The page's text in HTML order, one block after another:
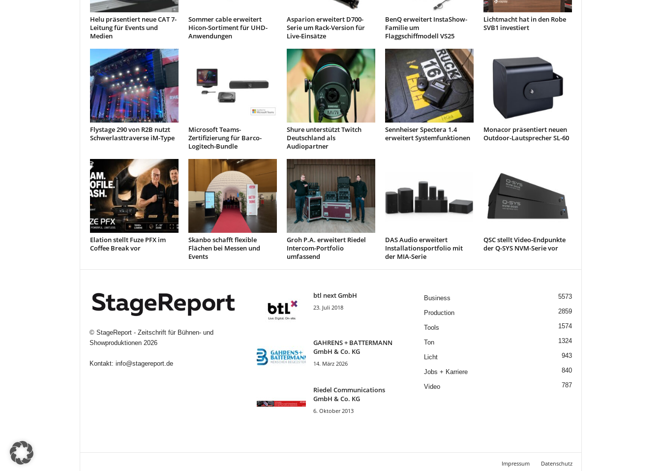
Helu präsentiert neue CAT 7-
Leitung für Events und
Medien
Sommer cable erweitert
Hicon-Sortiment für UHD-
Anwendungen
Asparion erweitert D700-
Serie um Rack-Version für
Live-Einsätze
BenQ erweitert InstaShow-
Familie um
Flaggschiffmodell VS25
Lichtmacht hat in den Robe
SVB1 investiert
Flystage 290 von R2B nutzt
Schwerlasttraverse iM-Type
Microsoft Teams-
Zertifizierung für Barco-
Logitech-Bundle
Shure unterstützt Twitch
Deutschland als
Audiopartner
Sennheiser Spectera 1.4
erweitert Systemfunktionen
Monacor präsentiert neuen
Outdoor-Lautsprecher SL-60
Elation stellt Fuze PFX im
Coffee Break vor
Skanbo schafft flexible
Flächen bei Messen und
Events
Groh P.A. erweitert Riedel
Intercom-Portfolio
umfassend
DAS Audio erweitert
Installationsportfolio mit
der MIA-Serie
QSC stellt Video-Endpunkte
der Q-SYS NVM-Serie vor
© StageReport - Zeitschrift für Bühnen- und
Showproduktionen2026
Kontakt: info@stagereport.de
btl next GmbH
23. Juli 2018
GAHRENS + BATTERMANN
GmbH & Co. KG
14. März 2026
Riedel Communica­tions
GmbH & Co. KG
6. Oktober 2013
Business 5573
Production 2859
Tools 1574
Ton 1324
Licht 943
Jobs + Karriere 840
Video 787
Impressum Datenschutz